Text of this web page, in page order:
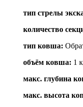
тип стрелы
количество
тип ковша:
объём ковша: 1
макс. глубина
макс. высота